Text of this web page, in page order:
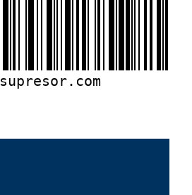
supresor.com